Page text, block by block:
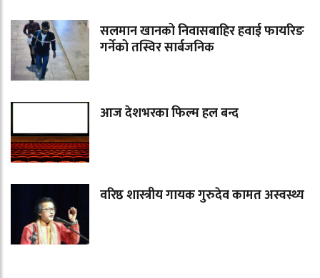
सलमान खानको निवासबाहिर हवाई फायरिङ
गर्नेको तस्विर सार्बजनिक
आज देशभरका फिल्म हल बन्द
वरिष्ठ शास्त्रीय गायक गुरुदेव कामत अस्वस्थ्य